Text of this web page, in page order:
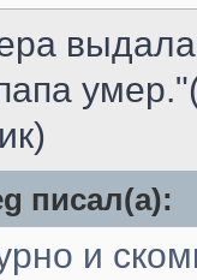
писал(а):
и